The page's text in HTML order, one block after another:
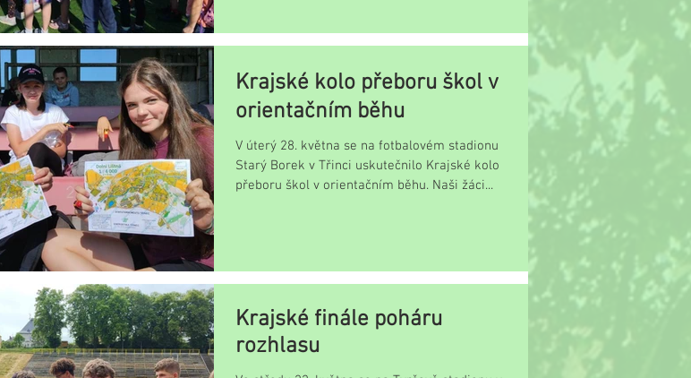
Krajské kolo přeboru škol v
orientačním běhu
V úterý 28. května se na fotbalovém stadionu
Starý Borek v Třinci uskutečnilo Krajské kolo
přeboru škol v orientačním běhu. Naši žáci...
Krajské finále poháru
rozhlasu